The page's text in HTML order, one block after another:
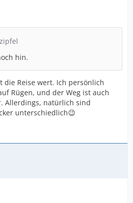
hin.
die Reise wert. Ich persönlich
Rügen, und der Weg ist auch
Allerdings, natürlich sind
unterschiedlich😉